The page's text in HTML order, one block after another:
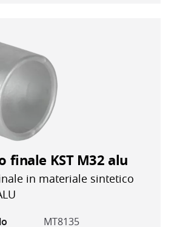
finale KST M32 alu
in materiale sintetico
MT8135